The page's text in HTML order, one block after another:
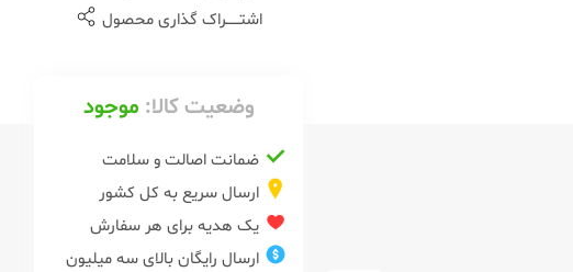
اشتــــــراک گذاری محصول
وضعیت کالا: موجود
ضمانت اصالت و سلامت
ارسال سریع به کل کشور
یک هدیه برای هر سفارش
ارسال رایگان بالای سه میلیون